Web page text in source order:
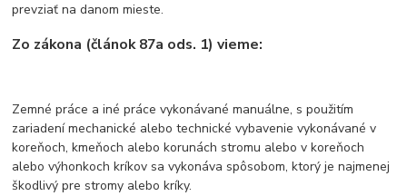
prevziať na danom mieste.
Zo zákona (článok 87a ods. 1) vieme:
Zemné práce a iné práce vykonávané manuálne, s použitím
zariadení mechanické alebo technické vybavenie vykonávané v
koreňoch, kmeňoch alebo korunách stromu alebo v koreňoch
alebo výhonkoch kríkov sa vykonáva spôsobom, ktorý je najmenej
škodlivý pre stromy alebo kríky.